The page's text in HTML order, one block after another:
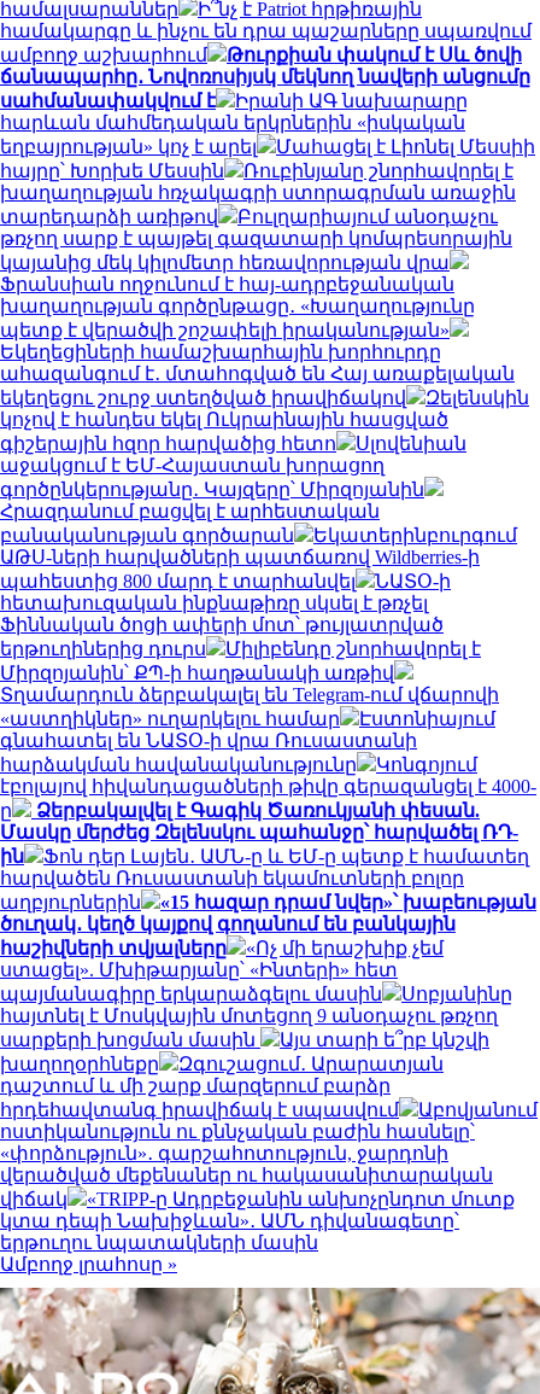
համալսարաններ
Ի՞նչ է Patriot հրթիռային
համակարգը և ինչու են դրա պաշարները սպառվում
ամբողջ աշխարհում
Թուրքիան փակում է Սև ծովի
ճանապարհը․ Նովոռոսիյսկ մեկնող նավերի անցումը
սահմանափակվում է
Իրանի ԱԳ նախարարը
հարևան մահմեդական երկրներին «իսկական
եղբայրության» կոչ է արել
Մահացել է Լիոնել Մեսսիի
հայրը՝ Խորխե Մեսսին
Ռուբինյանը շնորհավորել է
խաղաղության հռչակագրի ստորագրման առաջին
տարեդարձի առիթով
Բուլղարիայում անօդաչու
թռչող սարք է պայթել գազատարի կոմպրեսորային
կայանից մեկ կիլոմետր հեռավորության վրա
Ֆրանսիան ողջունում է հայ-ադրբեջանական
խաղաղության գործընթացը․ «Խաղաղությունը
պետք է վերածվի շոշափելի իրականության»
Եկեղեցիների համաշխարհային խորհուրդը
ահազանգում է․ մտահոգված են Հայ առաքելական
եկեղեցու շուրջ ստեղծված իրավիճակով
Զելենսկին
կոչով է հանդես եկել Ուկրաինային հասցված
գիշերային հզոր հարվածից հետո
Սլովենիան
աջակցում է ԵՄ-Հայաստան խորացող
գործընկերությանը․ Կայզերը՝ Միրզոյանին
Հրազդանում բացվել է արհեստական
բանականության գործարան
Եկատերինբուրգում
ԱԹՍ-ների հարվածների պատճառով Wildberries-ի
պահեստից 800 մարդ է տարհանվել
ՆԱՏՕ-ի
հետախուզական ինքնաթիռը սկսել է թռչել
Ֆիննական ծոցի ափերի մոտ՝ թույլատրված
երթուղիներից դուրս
Միլիբենդը շնորհավորել է
Միրզոյանին՝ ՔՊ-ի հաղթանակի առթիվ
Տղամարդուն ձերբակալել են Telegram-ում վճարովի
«աստղիկներ» ուղարկելու համար
Էստոնիայում
գնահատել են ՆԱՏՕ-ի վրա Ռուսաստանի
հարձակման հավանականությունը
Կոնգոյում
էբոլայով հիվանդացածների թիվը գերազանցել է 4000-
ը
Ձերբակալվել է Գագիկ Ծառուկյանի փեսան.
Մասկը մերժեց Զելենսկու պահանջը՝ հարվածել ՌԴ-
ին
Ֆոն դեր Լայեն․ ԱՄՆ-ը և ԵՄ-ը պետք է համատեղ
հարվածեն Ռուսաստանի եկամուտների բոլոր
աղբյուրներին
«15 հազար դրամ նվեր»՝ խաբեության
ծուղակ․ կեղծ կայքով գողանում են բանկային
հաշիվների տվյալները
«Ոչ մի երաշխիք չեմ
ստացել». Մխիթարյանը՝ «Ինտերի» հետ
պայմանագիրը երկարաձգելու մասին
Սոբյանինը
հայտնել է Մոսկվային մոտեցող 9 անօդաչու թռչող
սարքերի խոցման մասին
Այս տարի ե՞րբ կնշվի
խաղողօրհնեքը
Զգուշացում․ Արարատյան
դաշտում և մի շարք մարզերում բարձր
հրդեհավտանգ իրավիճակ է սպասվում
Աբովյանում
ոստիկանություն ու քննչական բաժին հասնելը՝
«փորձություն»․ գարշահոտություն, ջարդոնի
վերածված մեքենաներ ու հակասանիտարական
վիճակ
«TRIPP-ը Ադրբեջանին անխոչընդոտ մուտք
կտա դեպի Նախիջևան»․ ԱՄՆ դիվանագետը՝
երթուղու նպատակների մասին
Ամբողջ լրահոսը »